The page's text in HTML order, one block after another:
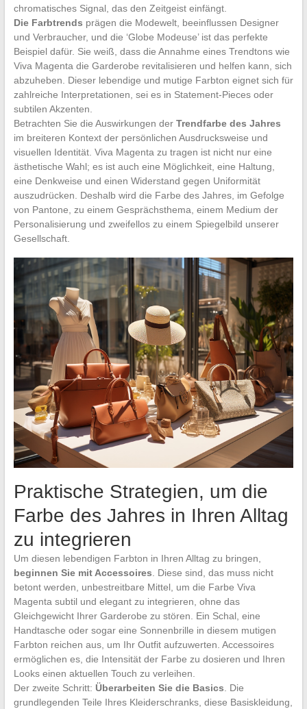
chromatisches Signal, das den Zeitgeist einfängt.
Die Farbtrends prägen die Modewelt, beeinflussen Designer
und Verbraucher, und die ‘Globe Modeuse’ ist das perfekte
Beispiel dafür. Sie weiß, dass die Annahme eines Trendtons wie
Viva Magenta die Garderobe revitalisieren und helfen kann, sich
abzuheben. Dieser lebendige und mutige Farbton eignet sich für
zahlreiche Interpretationen, sei es in Statement-Pieces oder
subtilen Akzenten.
Betrachten Sie die Auswirkungen der Trendfarbe des Jahres
im breiteren Kontext der persönlichen Ausdrucksweise und
visuellen Identität. Viva Magenta zu tragen ist nicht nur eine
ästhetische Wahl; es ist auch eine Möglichkeit, eine Haltung,
eine Denkweise und einen Widerstand gegen Uniformität
auszudrücken. Deshalb wird die Farbe des Jahres, im Gefolge
von Pantone, zu einem Gesprächsthema, einem Medium der
Personalisierung und zweifellos zu einem Spiegelbild unserer
Gesellschaft.
Praktische Strategien, um die
Farbe des Jahres in Ihren Alltag
zu integrieren
Um diesen lebendigen Farbton in Ihren Alltag zu bringen,
beginnen Sie mit Accessoires. Diese sind, das muss nicht
betont werden, unbestreitbare Mittel, um die Farbe Viva
Magenta subtil und elegant zu integrieren, ohne das
Gleichgewicht Ihrer Garderobe zu stören. Ein Schal, eine
Handtasche oder sogar eine Sonnenbrille in diesem mutigen
Farbton reichen aus, um Ihr Outfit aufzuwerten. Accessoires
ermöglichen es, die Intensität der Farbe zu dosieren und Ihren
Looks einen aktuellen Touch zu verleihen.
Der zweite Schritt: Überarbeiten Sie die Basics. Die
grundlegenden Teile Ihres Kleiderschranks, diese Basiskleidung,